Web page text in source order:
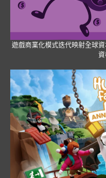
遊戲商業化模式迭代映射全球